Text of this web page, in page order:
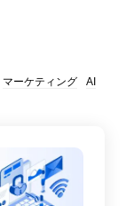
マーケティング AI